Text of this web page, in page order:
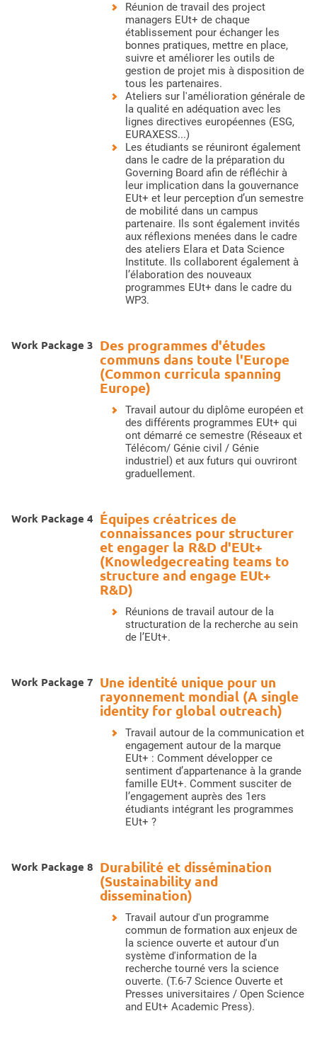
Réunion de travail des project
managers EUt+ de chaque
établissement pour échanger les
bonnes pratiques, mettre en place,
suivre et améliorer les outils de
gestion de projet mis à disposition de
tous les partenaires.
Ateliers sur l'amélioration générale de
la qualité en adéquation avec les
lignes directives européennes (ESG,
EURAXESS...)
Les étudiants se réuniront également
dans le cadre de la préparation du
Governing Board afin de réfléchir à
leur implication dans la gouvernance
EUt+ et leur perception d’un semestre
de mobilité dans un campus
partenaire. Ils sont également invités
aux réflexions menées dans le cadre
des ateliers Elara et Data Science
Institute. Ils collaborent également à
l’élaboration des nouveaux
programmes EUt+ dans le cadre du
WP3.
Work Package 3 Des programmes d'études
communs dans toute l'Europe
(Common curricula spanning
Europe)
Travail autour du diplôme européen et
des différents programmes EUt+ qui
ont démarré ce semestre (Réseaux et
Télécom/ Génie civil / Génie
industriel) et aux futurs qui ouvriront
graduellement.
Work Package 4 Équipes créatrices de
connaissances pour structurer
et engager la R&D d'EUt+
(Knowledgecreating teams to
structure and engage EUt+
R&D)
Réunions de travail autour de la
structuration de la recherche au sein
de l’EUt+.
Work Package 7 Une identité unique pour un
rayonnement mondial (A single
identity for global outreach)
Travail autour de la communication et
engagement autour de la marque
EUt+ : Comment développer ce
sentiment d’appartenance à la grande
famille EUt+. Comment susciter de
l’engagement auprès des 1ers
étudiants intégrant les programmes
EUt+ ?
Work Package 8 Durabilité et dissémination
(Sustainability and
dissemination)
Travail autour d'un programme
commun de formation aux enjeux de
la science ouverte et autour d'un
système d'information de la
recherche tourné vers la science
ouverte. (T.6-7 Science Ouverte et
Presses universitaires / Open Science
and EUt+ Academic Press).